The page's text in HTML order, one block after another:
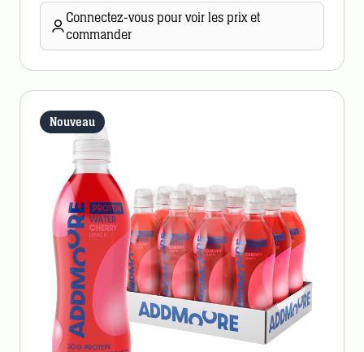
Connectez-vous pour voir les prix et
commander
Nouveau